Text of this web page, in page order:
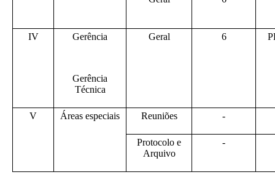
IV Gerência
Gerência
Técnica
Geral 6
V Áreas especiais Reuniões -
Protocolo e
Arquivo
-